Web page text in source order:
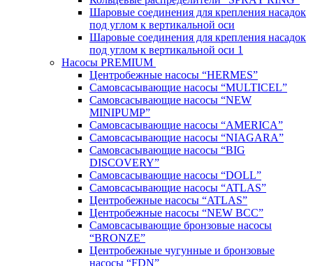
Шаровые соединения для крепления насадок
под углом к вертикальной оси
Шаровые соединения для крепления насадок
под углом к вертикальной оси 1
Насосы PREMIUM
Центробежные насосы “HERMES”
Самовсасывающие насосы “MULTICEL”
Самовсасывающие насосы “NEW
MINIPUMP”
Самовсасывающие насосы “AMERICA”
Самовсасывающие насосы “NIAGARA”
Самовсасывающие насосы “BIG
DISCOVERY”
Самовсасывающие насосы “DOLL”
Самовсасывающие насосы “ATLAS”
Центробежные насосы “ATLAS”
Центробежные насосы “NEW BCC”
Самовсасывающие бронзовые насосы
“BRONZE”
Центробежные чугунные и бронзовые
насосы “FDN”